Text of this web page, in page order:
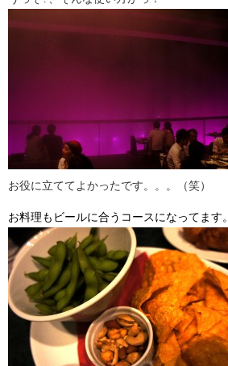
お役に立ててよかったです。。。（笑）
お料理もビールに合うコースになってます。